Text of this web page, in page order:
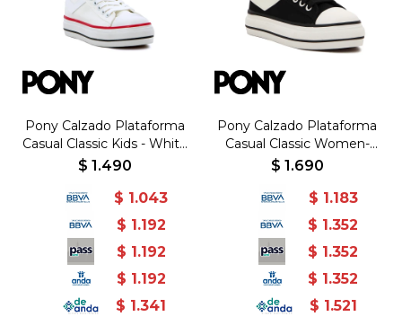
Pony Calzado Plataforma
Casual Classic Kids - White
- Blanco
$ 1.490
$ 1.043
$ 1.192
$ 1.192
$ 1.192
$ 1.341
Pony Calzado Plataforma
Casual Classic Women-
Black - Negro
$ 1.690
$ 1.183
$ 1.352
$ 1.352
$ 1.352
$ 1.521